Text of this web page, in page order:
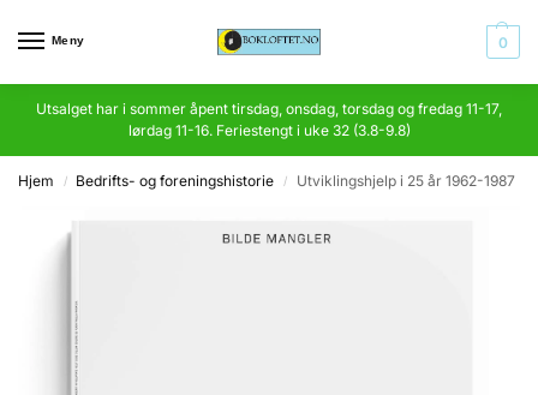
Meny 0
Utsalget har i sommer åpent tirsdag, onsdag, torsdag og fredag 11-17,
lørdag 11-16. Feriestengt i uke 32 (3.8-9.8)
Hjem / Bedrifts- og foreningshistorie / Utviklingshjelp i 25 år 1962-1987